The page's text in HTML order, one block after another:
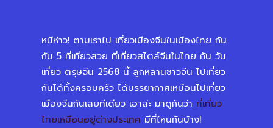
หนีห่าว! ตามเราไป เที่ยวเมืองจีนในเมืองไทย กัน
กับ 5 ที่เที่ยวสวย ที่เที่ยวสไตล์จีนในไทย กัน วัน
เที่ยว ตรุษจีน 2568 นี้ ลูกหลานชาวจีน ไปเที่ยว
กันได้ทั้งครอบครัว ได้บรรยากาศเหมือนไปเที่ยว
เมืองจีนกันเลยทีเดียว เอาล่ะ มาดูกันว่า ที่เที่ยว
ไทยเหมือนอยู่ต่างประเทศ มีที่ไหนกันบ้าง!